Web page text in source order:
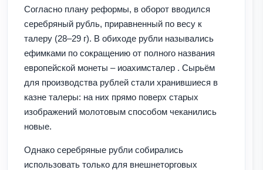
Согласно плану реформы, в оборот вводился
серебряный рубль, приравненный по весу к
талеру (28–29 г). В обиходе рубли назывались
ефимками по сокращению от полного названия
европейской монеты – иоахимсталер . Сырьём
для производства рублей стали хранившиеся в
казне талеры: на них прямо поверх старых
изображений молотовым способом чеканились
новые.
Однако серебряные рубли собирались
использовать только для внешнеторговых